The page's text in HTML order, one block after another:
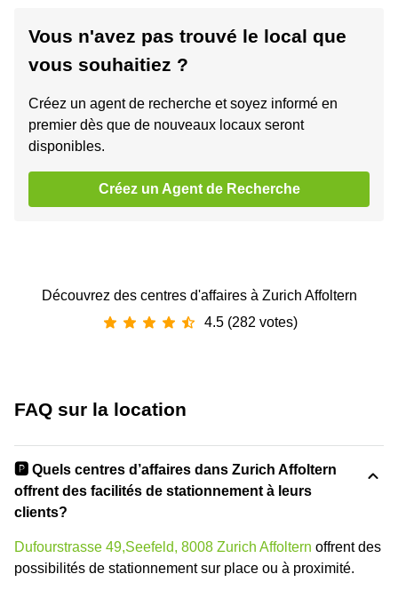
Vous n'avez pas trouvé le local que
vous souhaitiez ?
Créez un agent de recherche et soyez informé en
premier dès que de nouveaux locaux seront
disponibles.
Créez un Agent de Recherche
Découvrez des centres d'affaires à Zurich Affoltern
4.5 (282 votes)
FAQ sur la location
🅿️ Quels centres d’affaires dans Zurich Affoltern
offrent des facilités de stationnement à leurs
clients?
Dufourstrasse 49,Seefeld, 8008 Zurich Affoltern offrent des
possibilités de stationnement sur place ou à proximité.